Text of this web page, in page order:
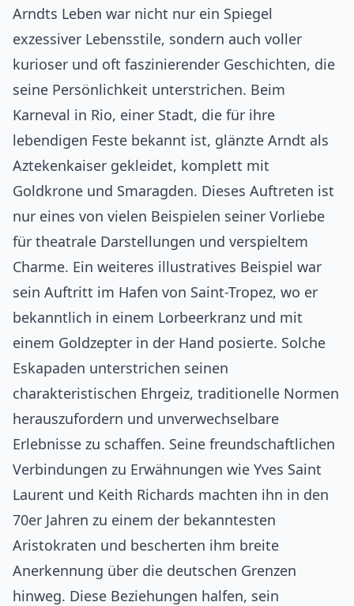
Arndts Leben war nicht nur ein Spiegel
exzessiver Lebensstile, sondern auch voller
kurioser und oft faszinierender Geschichten, die
seine Persönlichkeit unterstrichen. Beim
Karneval in Rio, einer Stadt, die für ihre
lebendigen Feste bekannt ist, glänzte Arndt als
Aztekenkaiser gekleidet, komplett mit
Goldkrone und Smaragden. Dieses Auftreten ist
nur eines von vielen Beispielen seiner Vorliebe
für theatrale Darstellungen und verspieltem
Charme. Ein weiteres illustratives Beispiel war
sein Auftritt im Hafen von Saint-Tropez, wo er
bekanntlich in einem Lorbeerkranz und mit
einem Goldzepter in der Hand posierte. Solche
Eskapaden unterstrichen seinen
charakteristischen Ehrgeiz, traditionelle Normen
herauszufordern und unverwechselbare
Erlebnisse zu schaffen. Seine freundschaftlichen
Verbindungen zu Erwähnungen wie Yves Saint
Laurent und Keith Richards machten ihn in den
70er Jahren zu einem der bekanntesten
Aristokraten und bescherten ihm breite
Anerkennung über die deutschen Grenzen
hinweg. Diese Beziehungen halfen, sein